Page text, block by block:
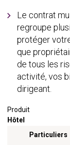
Le contrat
regroupe
protéger
que
de tous les
activité, vos
dirigeant.
Produit
Hôtel
Menu
Particuliers